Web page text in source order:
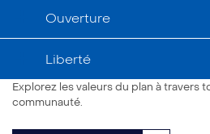
Ouverture
Liberté
Explorez les valeurs du plan à travers
communauté.